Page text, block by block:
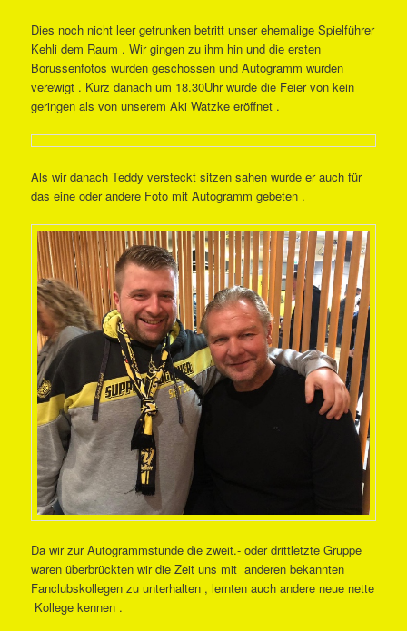
Dies noch nicht leer getrunken betritt unser ehemalige Spielführer
Kehli dem Raum . Wir gingen zu ihm hin und die ersten
Borussenfotos wurden geschossen und Autogramm wurden
verewigt . Kurz danach um 18.30Uhr wurde die Feier von kein
geringen als von unserem Aki Watzke eröffnet .
Als wir danach Teddy versteckt sitzen sahen wurde er auch für
das eine oder andere Foto mit Autogramm gebeten .
Da wir zur Autogrammstunde die zweit.- oder drittletzte Gruppe
waren überbrückten wir die Zeit uns mit anderen bekannten
Fanclubskollegen zu unterhalten , lernten auch andere neue nette
Kollege kennen .